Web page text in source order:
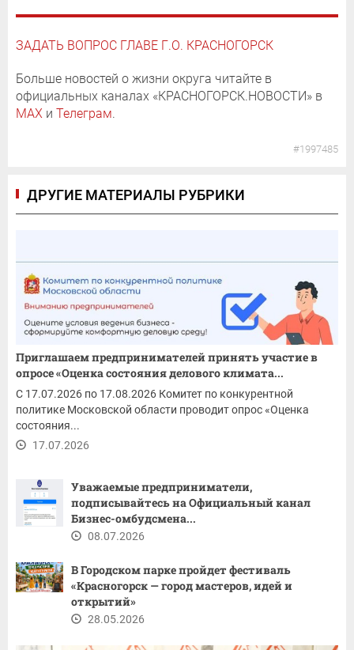
ЗАДАТЬ ВОПРОС ГЛАВЕ Г.О. КРАСНОГОРСК
Больше новостей о жизни округа читайте в
официальных каналах «КРАСНОГОРСК.НОВОСТИ» в
MAX и Телеграм.
#1997485
ДРУГИЕ МАТЕРИАЛЫ РУБРИКИ
Приглашаем предпринимателей принять участие в
опросе «Оценка состояния делового климата...
С 17.07.2026 по 17.08.2026 Комитет по конкурентной
политике Московской области проводит опрос «Оценка
состояния...
17.07.2026
Уважаемые предприниматели,
подписывайтесь на Официальный канал
Бизнес-омбудсмена...
08.07.2026
В Городском парке пройдет фестиваль
«Красногорск — город мастеров, идей и
открытий»
28.05.2026